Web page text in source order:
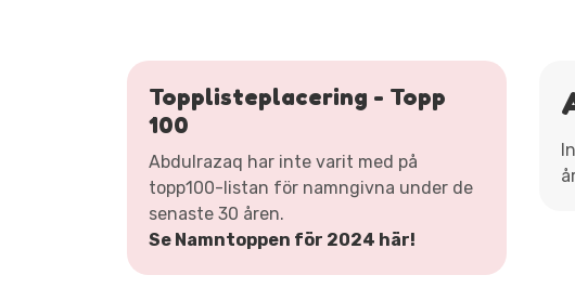
Topplisteplacering - Topp
100
Abdulrazaq har inte varit med på
topp100-listan för namngivna under de
senaste 30 åren.
Se Namntoppen för 2024 här!